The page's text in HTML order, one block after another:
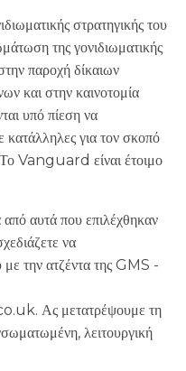
στρατηγικής του
της γονιδιωματικής
παροχή δίκαιων
και στην καινοτομία
υπό πίεση να
για τον σκοπό
Το Vanguard είναι έτοιμο
από αυτά που επιλέχθηκαν
να
με την ατζέντα της GMS -
Ας μετατρέψουμε τη
λειτουργική